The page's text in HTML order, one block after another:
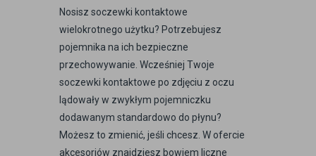
Nosisz soczewki kontaktowe
wielokrotnego użytku? Potrzebujesz
pojemnika na ich bezpieczne
przechowywanie. Wcześniej Twoje
soczewki kontaktowe po zdjęciu z oczu
lądowały w zwykłym pojemniczku
dodawanym standardowo do płynu?
Możesz to zmienić, jeśli chcesz. W ofercie
akcesoriów znajdziesz bowiem liczne